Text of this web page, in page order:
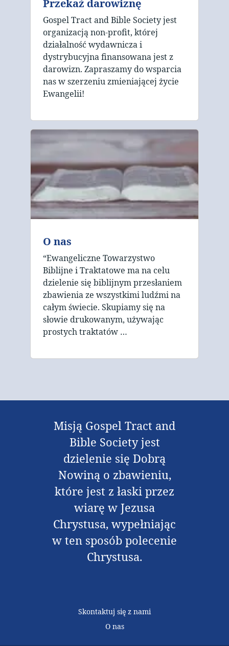
Przekaż darowiznę
Gospel Tract and Bible Society jest
organizacją non-profit, której
działalność wydawnicza i
dystrybucyjna finansowana jest z
darowizn. Zapraszamy do wsparcia
nas w szerzeniu zmieniającej życie
Ewangelii!
O nas
“Ewangeliczne Towarzystwo
Biblijne i Traktatowe ma na celu
dzielenie się biblijnym przesłaniem
zbawienia ze wszystkimi ludźmi na
całym świecie. Skupiamy się na
słowie drukowanym, używając
prostych traktatów …
Misją Gospel Tract and
Bible Society jest
dzielenie się Dobrą
Nowiną o zbawieniu,
które jest z łaski przez
wiarę w Jezusa
Chrystusa, wypełniając
w ten sposób polecenie
Chrystusa.
Skontaktuj się z nami
O nas